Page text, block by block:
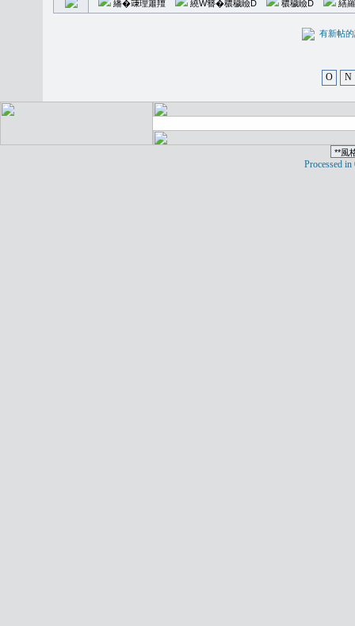
繙�𥪕理簫羶 繞W簪�穠穢瞼D 穠穢瞼D 繕
有新
O N
Processed